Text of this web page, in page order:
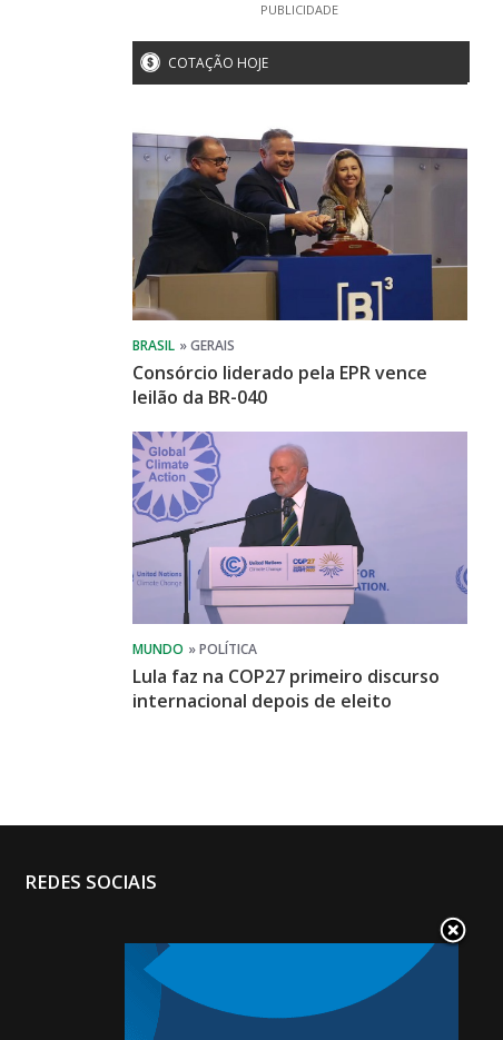
PUBLICIDADE
COTAÇÃO HOJE
Consórcio liderado pela EPR vence
leilão da BR-040
Lula faz na COP27 primeiro discurso
internacional depois de eleito
REDES SOCIAIS